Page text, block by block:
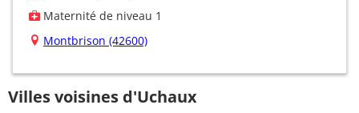
Maternité de niveau 1
Montbrison (42600)
Villes voisines d'Uchaux